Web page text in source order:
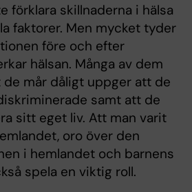
förklara skillnaderna i hälsa
faktorer. Men mycket tyder
före och efter
hälsan. Många av dem
mår dåligt uppger att de
samt att de
sitt eget liv. Att man varit
oro över den
i hemlandet och barnens
spela en viktig roll.